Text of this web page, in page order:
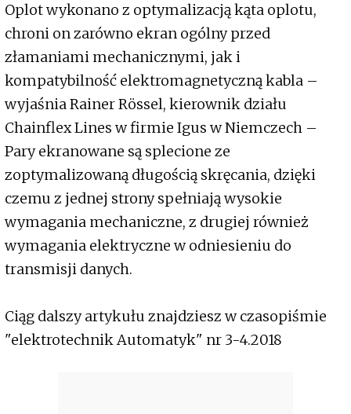
Oplot wykonano z optymalizacją kąta oplotu,
chroni on zarówno ekran ogólny przed
złamaniami mechanicznymi, jak i
kompatybilność elektromagnetyczną kabla –
wyjaśnia Rainer Rössel, kierownik działu
Chainflex Lines w firmie Igus w Niemczech –
Pary ekranowane są splecione ze
zoptymalizowaną długością skręcania, dzięki
czemu z jednej strony spełniają wysokie
wymagania mechaniczne, z drugiej również
wymagania elektryczne w odniesieniu do
transmisji danych.
Ciąg dalszy artykułu znajdziesz w czasopiśmie
"elektrotechnik Automatyk" nr 3-4.2018